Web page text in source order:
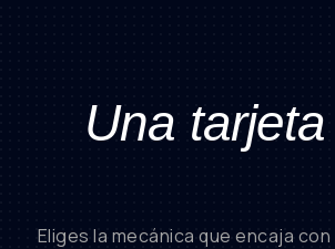
Una
Eliges la mecánica que encaja